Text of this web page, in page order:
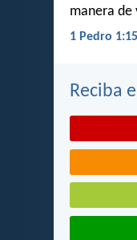
manera de
1 Pedro
Reciba